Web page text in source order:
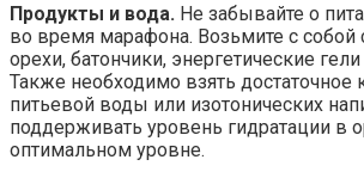
Продукты и вода. Не забывайте о
во время марафона. Возьмите с собой
орехи, батончики, энергетические
Также необходимо взять достаточное
питьевой воды или изотонических
поддерживать уровень гидратации в
оптимальном уровне.